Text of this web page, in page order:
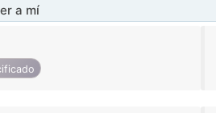
a mí